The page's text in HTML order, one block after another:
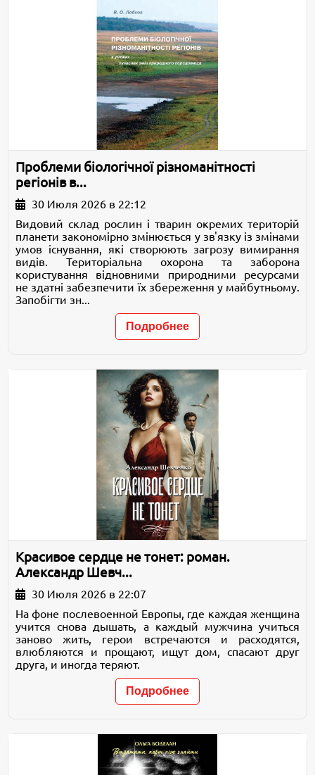
Проблеми біологічної різноманітності
регіонів в...
30 Июля 2026 в 22:12
Видовий склад рослин і тварин окремих територій
планети закономірно змінюється у зв'язку із змінами
умов існування, які створюють загрозу вимирання
видів. Територіальна охорона та заборона
користування відновними природними ресурсами
не здатні забезпечити їх збереження у майбутньому.
Запобігти зн...
Подробнее
Красивое сердце не тонет: роман.
Александр Шевч...
30 Июля 2026 в 22:07
На фоне послевоенной Европы, где каждая женщина
учится снова дышать, а каждый мужчина учиться
заново жить, герои встречаются и расходятся,
влюбляются и прощают, ищут дом, спасают друг
друга, и иногда теряют.
Подробнее